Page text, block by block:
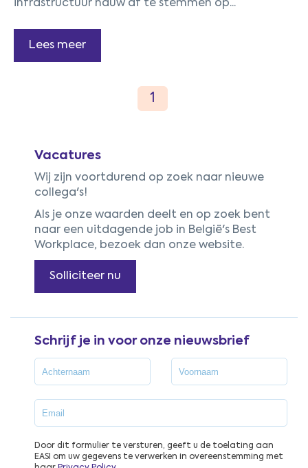
infrastructuur nauw af te stemmen op...
Lees meer
Vacatures
Wij zijn voortdurend op zoek naar nieuwe
collega's!
Als je onze waarden deelt en op zoek bent
naar een uitdagende job in België's Best
Workplace, bezoek dan onze website.
Solliciteer nu
Schrijf je in voor onze nieuwsbrief
Door dit formulier te versturen, geeft u de toelating aan
EASI om uw gegevens te verwerken in overeenstemming met